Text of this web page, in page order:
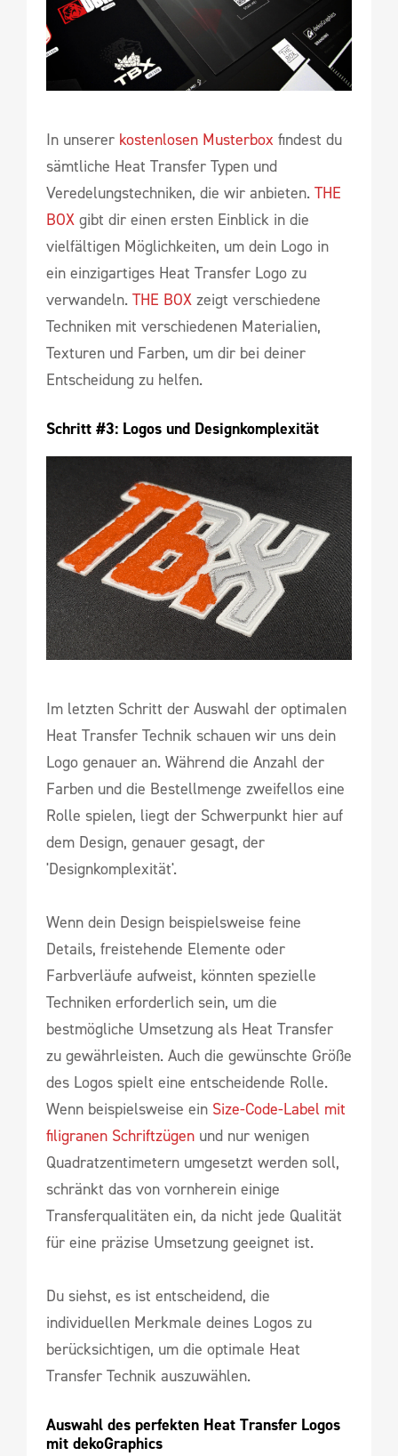
In unserer kostenlosen Musterbox findest du
sämtliche Heat Transfer Typen und
Veredelungstechniken, die wir anbieten. THE
BOX gibt dir einen ersten Einblick in die
vielfältigen Möglichkeiten, um dein Logo in
ein einzigartiges Heat Transfer Logo zu
verwandeln. THE BOX zeigt verschiedene
Techniken mit verschiedenen Materialien,
Texturen und Farben, um dir bei deiner
Entscheidung zu helfen.
Schritt #3: Logos und Designkomplexität
Im letzten Schritt der Auswahl der optimalen
Heat Transfer Technik schauen wir uns dein
Logo genauer an. Während die Anzahl der
Farben und die Bestellmenge zweifellos eine
Rolle spielen, liegt der Schwerpunkt hier auf
dem Design, genauer gesagt, der
'Designkomplexität'.
Wenn dein Design beispielsweise feine
Details, freistehende Elemente oder
Farbverläufe aufweist, könnten spezielle
Techniken erforderlich sein, um die
bestmögliche Umsetzung als Heat Transfer
zu gewährleisten. Auch die gewünschte Größe
des Logos spielt eine entscheidende Rolle.
Wenn beispielsweise ein Size-Code-Label mit
filigranen Schriftzügen und nur wenigen
Quadratzentimetern umgesetzt werden soll,
schränkt das von vornherein einige
Transferqualitäten ein, da nicht jede Qualität
für eine präzise Umsetzung geeignet ist.
Du siehst, es ist entscheidend, die
individuellen Merkmale deines Logos zu
berücksichtigen, um die optimale Heat
Transfer Technik auszuwählen.
Auswahl des perfekten Heat Transfer Logos
mit dekoGraphics